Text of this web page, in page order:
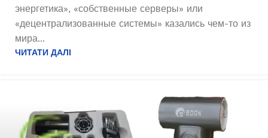
энергетика», «собственные серверы» или
«децентрализованные системы» казались чем-то из
мира...
ЧИТАТИ ДАЛІ